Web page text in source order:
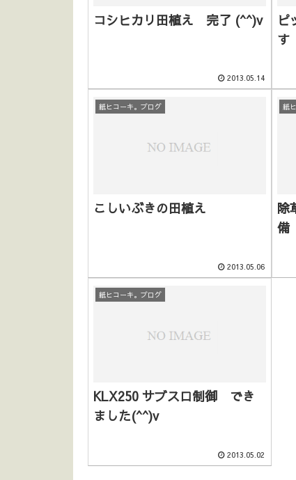
コシヒカリ田植え 完了 (^^)v
2013.05.14
ピ
紙ヒコーキ。ブログ
こしいぶきの田植え
2013.05.06
紙
除
紙ヒコーキ。ブログ
KLX250 サブスロ制御 でき
ました(^^)v
2013.05.02